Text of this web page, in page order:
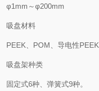
φ1mm～φ200mm
吸盘材料
PEEK、POM、导电性PEEK
吸盘架种类
固定式6种、弹簧式9种。